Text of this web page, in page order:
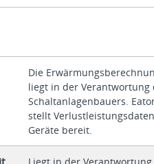
Die
liegt in der Verantwortung
Schaltanlagenbauers.
stellt
Geräte bereit.